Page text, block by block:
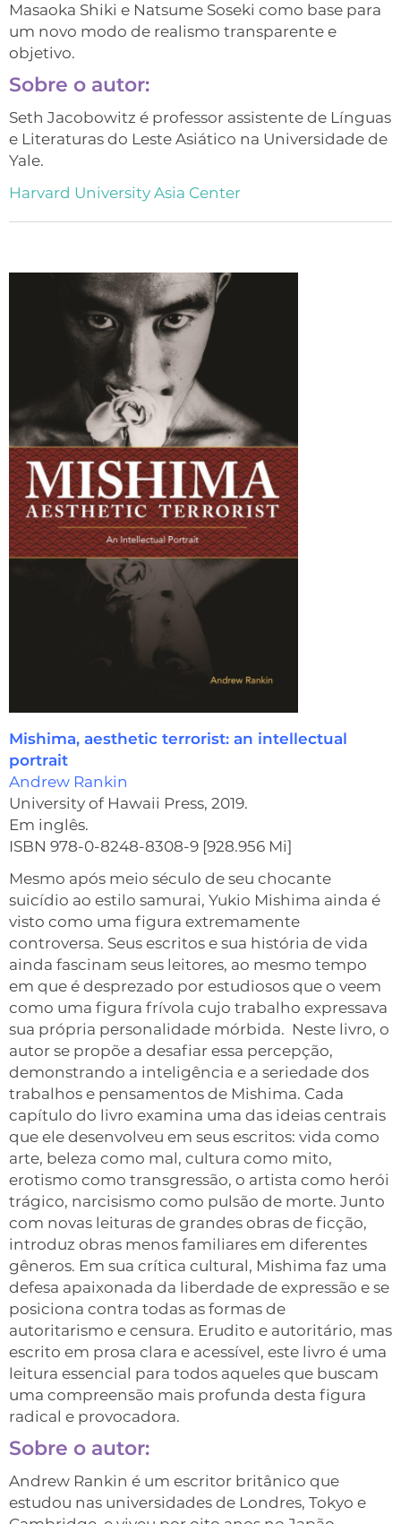
Masaoka Shiki e Natsume Soseki como base para
um novo modo de realismo transparente e
objetivo.
Sobre o autor:
Seth Jacobowitz é professor assistente de Línguas
e Literaturas do Leste Asiático na Universidade de
Yale.
Harvard University Asia Center
Mishima, aesthetic terrorist: an intellectual
portrait
Andrew Rankin
University of Hawaii Press, 2019.
Em inglês.
ISBN 978-0-8248-8308-9 [928.956 Mi]
Mesmo após meio século de seu chocante
suicídio ao estilo samurai, Yukio Mishima ainda é
visto como uma figura extremamente
controversa. Seus escritos e sua história de vida
ainda fascinam seus leitores, ao mesmo tempo
em que é desprezado por estudiosos que o veem
como uma figura frívola cujo trabalho expressava
sua própria personalidade mórbida. Neste livro, o
autor se propõe a desafiar essa percepção,
demonstrando a inteligência e a seriedade dos
trabalhos e pensamentos de Mishima. Cada
capítulo do livro examina uma das ideias centrais
que ele desenvolveu em seus escritos: vida como
arte, beleza como mal, cultura como mito,
erotismo como transgressão, o artista como herói
trágico, narcisismo como pulsão de morte. Junto
com novas leituras de grandes obras de ficção,
introduz obras menos familiares em diferentes
gêneros. Em sua crítica cultural, Mishima faz uma
defesa apaixonada da liberdade de expressão e se
posiciona contra todas as formas de
autoritarismo e censura. Erudito e autoritário, mas
escrito em prosa clara e acessível, este livro é uma
leitura essencial para todos aqueles que buscam
uma compreensão mais profunda desta figura
radical e provocadora.
Sobre o autor:
Andrew Rankin é um escritor britânico que
estudou nas universidades de Londres, Tokyo e